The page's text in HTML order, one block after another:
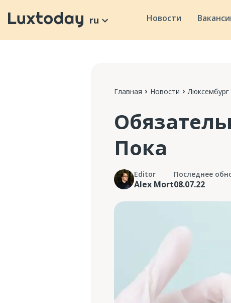
ru Новости
Главная Новости Люксембург
Пока
Editor
Alex Mort
Последнее
08.07.22